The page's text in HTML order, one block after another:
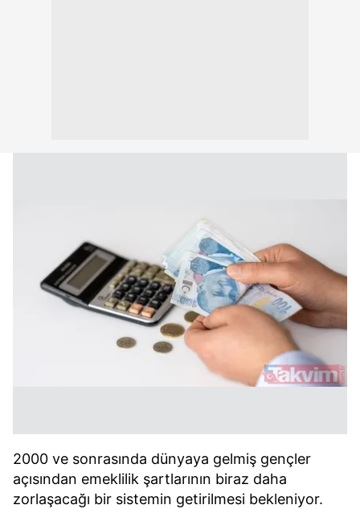
2000 ve sonrasında dünyaya gelmiş gençler
açısından emeklilik şartlarının biraz daha
zorlaşacağı bir sistemin getirilmesi bekleniyor.